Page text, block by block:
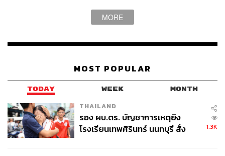
ช่องทางติดตามTHE STANDARD WEALTH
instagram.com/thestandardwealth
Official Line
https://lin.ee/xfPbXUP
สามารถติดตาม THE STANDARD WEALTH
ผ่านแอปพลิเคชันต่างๆ ที่คุณสะดวกหรือใช้งานอยู่แล้วได้เลย
MORE
MOST POPULAR
TODAY WEEK MONTH
THAILAND
รอง ผบ.ตร. บัญชาการเหตุยิง
โรงเรียนเทพศิรินทร์ นนทบุรี สั่ง
1.3K